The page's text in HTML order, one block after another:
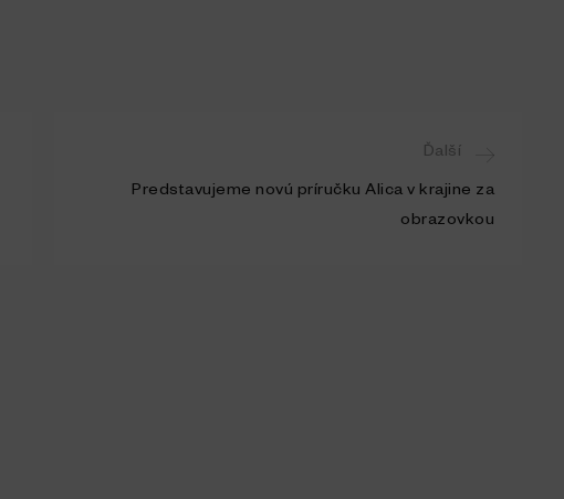
Ďalší
Predstavujeme novú príručku Alica v krajine za
obrazovkou